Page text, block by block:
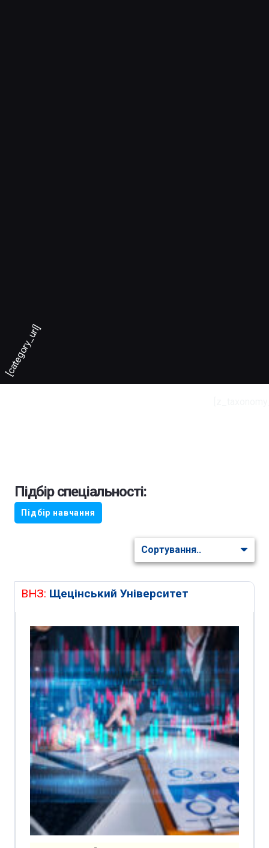
[category_url]
Підбір спеціальності:
Підбір навчання
ВНЗ: Щецінський Університет